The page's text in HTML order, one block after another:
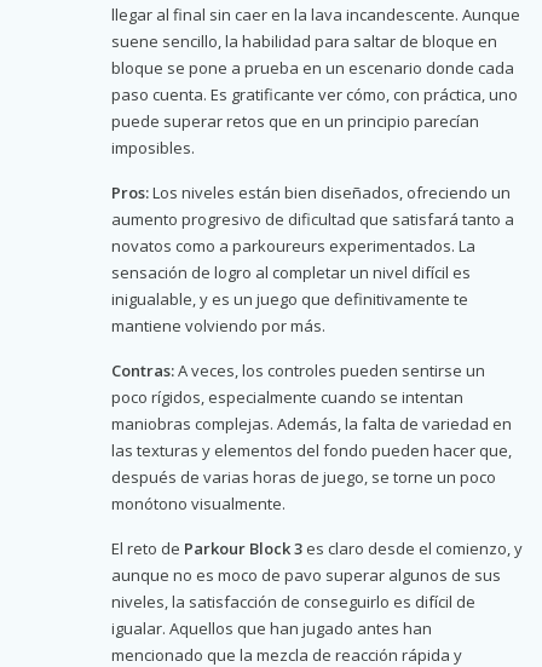
llegar al final sin caer en la lava incandescente. Aunque
suene sencillo, la habilidad para saltar de bloque en
bloque se pone a prueba en un escenario donde cada
paso cuenta. Es gratificante ver cómo, con práctica, uno
puede superar retos que en un principio parecían
imposibles.
Pros:Los niveles están bien diseñados, ofreciendo un
aumento progresivo de dificultad que satisfará tanto a
novatos como a parkoureurs experimentados. La
sensación de logro al completar un nivel difícil es
inigualable, y es un juego que definitivamente te
mantiene volviendo por más.
Contras:A veces, los controles pueden sentirse un
poco rígidos, especialmente cuando se intentan
maniobras complejas. Además, la falta de variedad en
las texturas y elementos del fondo pueden hacer que,
después de varias horas de juego, se torne un poco
monótono visualmente.
El reto de Parkour Block 3 es claro desde el comienzo, y
aunque no es moco de pavo superar algunos de sus
niveles, la satisfacción de conseguirlo es difícil de
igualar. Aquellos que han jugado antes han
mencionado que la mezcla de reacción rápida y